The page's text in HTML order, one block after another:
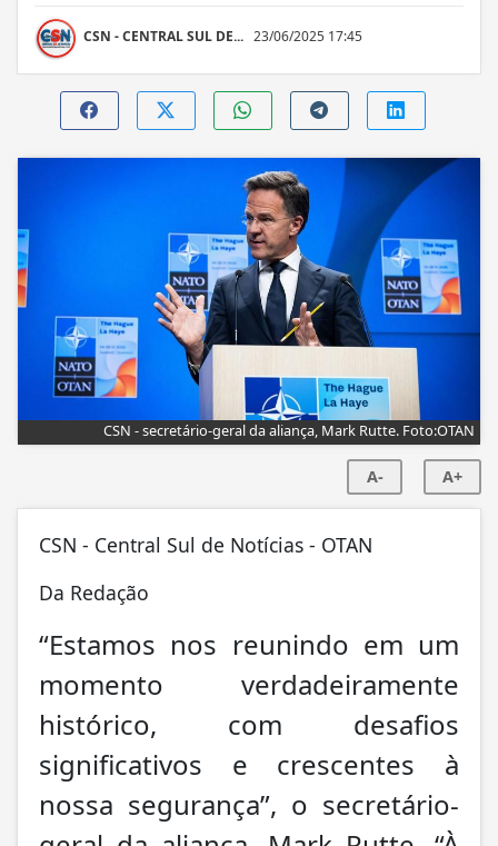
CSN - CENTRAL SUL DE... 23/06/2025 17:45
CSN - secretário-geral da aliança, Mark Rutte. Foto:OTAN
A- A+
CSN - Central Sul de Notícias - OTAN
Da Redação
“Estamos nos reunindo em um
momento verdadeiramente
histórico, com desafios
significativos e crescentes à
nossa segurança”, o secretário-